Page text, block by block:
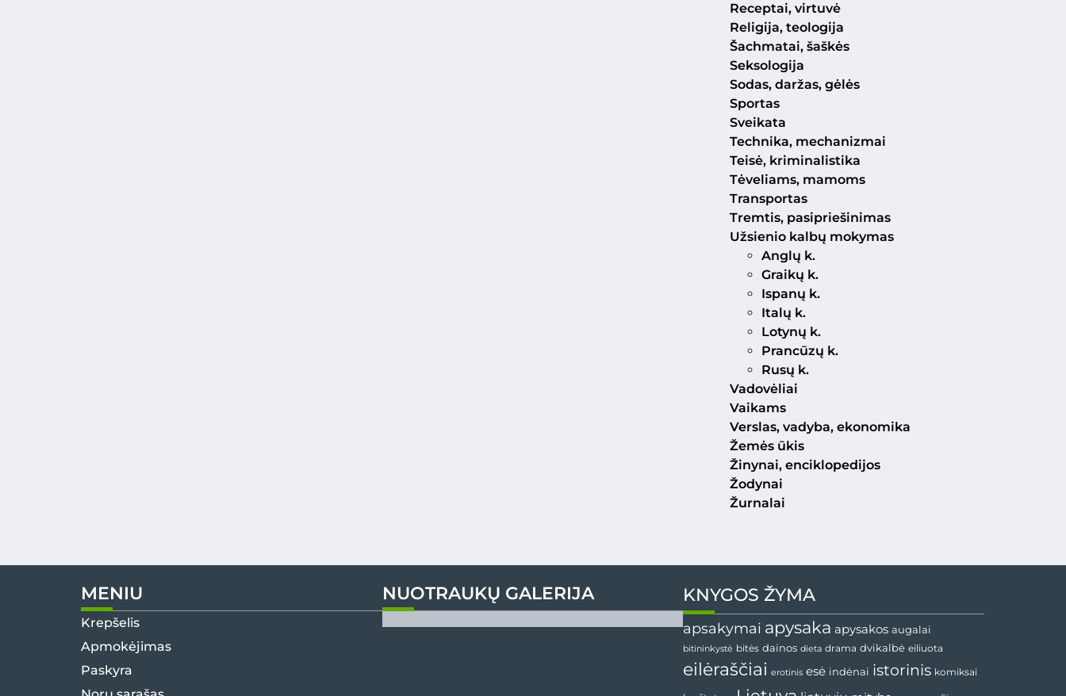
Receptai, virtuvė
Religija, teologija
Šachmatai, šaškės
Seksologija
Sodas, daržas, gėlės
Sportas
Sveikata
Technika, mechanizmai
Teisė, kriminalistika
Tėveliams, mamoms
Transportas
Tremtis, pasipriešinimas
Užsienio kalbų mokymas
Anglų k.
Graikų k.
Ispanų k.
Italų k.
Lotynų k.
Prancūzų k.
Rusų k.
Vadovėliai
Vaikams
Verslas, vadyba, ekonomika
Žemės ūkis
Žinynai, enciklopedijos
Žodynai
Žurnalai
MENIU
Krepšelis
Apmokėjimas
Paskyra
NUOTRAUKŲ GALERIJA KNYGOS ŽYMA
apsakymai apysaka apysakos augalai
bitininkystė bitės dainos dieta drama dvikalbė eiliuota
eilėraščiai erotinis esė indėnai istorinis komiksai